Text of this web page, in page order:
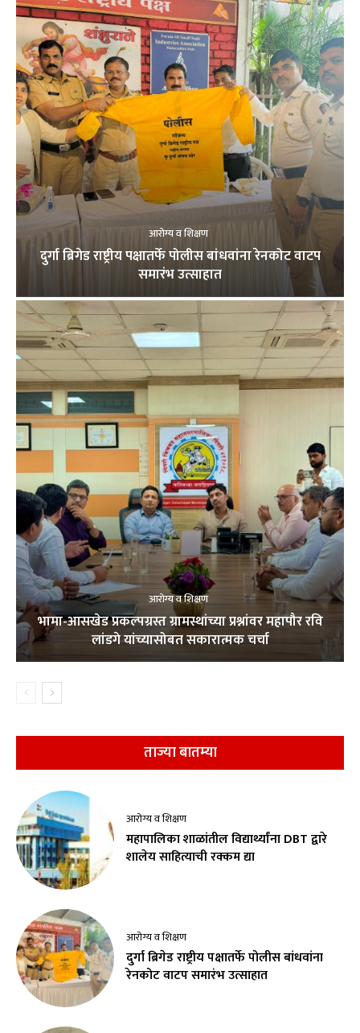
आरोग्य व शिक्षण
दुर्गा ब्रिगेड राष्ट्रीय पक्षातर्फे पोलीस बांधवांना रेनकोट वाटप
समारंभ उत्साहात
आरोग्य व शिक्षण
भामा-आसखेड प्रकल्पग्रस्त ग्रामस्थांच्या प्रश्नांवर महापौर रवि
लांडगे यांच्यासोबत सकारात्मक चर्चा
ताज्या बातम्या
आरोग्य व शिक्षण
महापालिका शाळांतील विद्यार्थ्यांना DBT द्वारे
शालेय साहित्याची रक्कम द्या
आरोग्य व शिक्षण
दुर्गा ब्रिगेड राष्ट्रीय पक्षातर्फे पोलीस बांधवांना
रेनकोट वाटप समारंभ उत्साहात